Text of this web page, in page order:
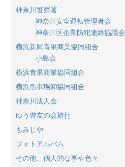
神奈川警察署
神奈川安全運転管理者会
神奈川区企業防犯連絡協議会
横浜新興青果商業協同組合
小島会
横浜青果商業協同組合
横浜魚市場卸協同組合
神奈川法人会
ゆう遊友の会旅行
もみじや
フォトアルバム
その他、個人的な事や色々